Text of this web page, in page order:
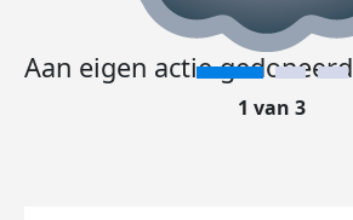
Aan eigen actie gedoneerd
1 van 3